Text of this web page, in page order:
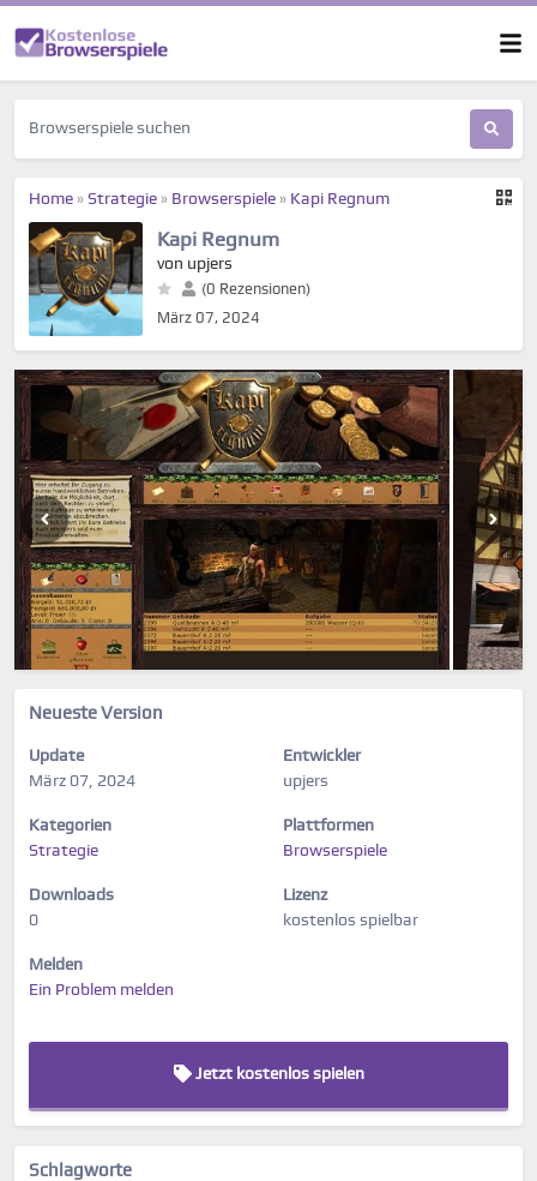
Home » Strategie » Browserspiele » Kapi Regnum
Kapi Regnum
von upjers
(0 Rezensionen)
März 07, 2024
Neueste Version
Update
März 07, 2024
Entwickler
upjers
Kategorien
Strategie
Plattformen
Browserspiele
Downloads
0
Lizenz
kostenlos spielbar
Melden
Ein Problem melden
Jetzt kostenlos spielen
Schlagworte